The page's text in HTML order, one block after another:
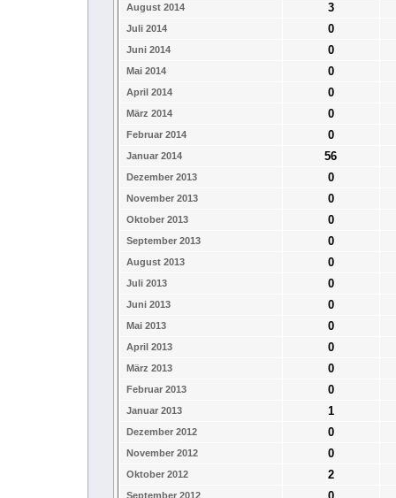
August 2014 3
Juli 2014 0
Juni 2014 0
Mai 2014 0
April 2014 0
März 2014 0
Februar 2014 0
Januar 2014 56
Dezember 2013 0
November 2013 0
Oktober 2013 0
September 2013 0
August 2013 0
Juli 2013 0
Juni 2013 0
Mai 2013 0
April 2013 0
März 2013 0
Februar 2013 0
Januar 2013 1
Dezember 2012 0
November 2012 0
Oktober 2012 2
September 2012